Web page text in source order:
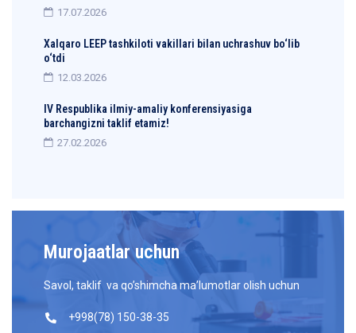
17.07.2026
Xalqaro LEEP tashkiloti vakillari bilan uchrashuv bo‘lib
o‘tdi
12.03.2026
IV Respublika ilmiy-amaliy konferensiyasiga
barchangizni taklif etamiz!
27.02.2026
Murojaatlar uchun
Savol, taklif va qo’shimcha ma’lumotlar olish uchun
+998(78) 150-38-35